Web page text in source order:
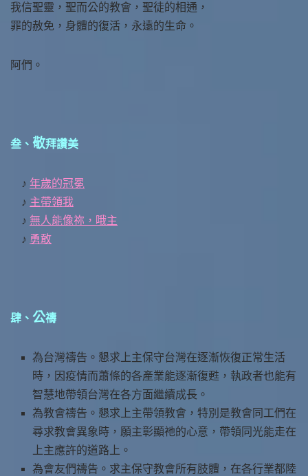
我信聖靈，聖而公的教會，聖徒的相通，
罪的赦免，身體的復活，永遠的生命。
阿們。
叁、 敬拜讚美
♪ 年歲的冠冕
♪ 主帶領我
♪ 無人能像祢，哦主
♪ 勇敢
肆、 公禱
為台灣禱告。懇求上主保守台灣在逐漸恢復正常生活
時，因疫情而蕭條的各產業能逐漸復甦，執政者也能有
智慧地帶領台灣在各方面繼續成長。
為教會禱告。懇求上主帶領教會，特別是教會同工們在
尋求教會異象時，願主彰顯祂的心意，帶領同光能走在
上主應許的道路上。
為會友們禱告。求主保守教會所有肢體，在各行業都陸